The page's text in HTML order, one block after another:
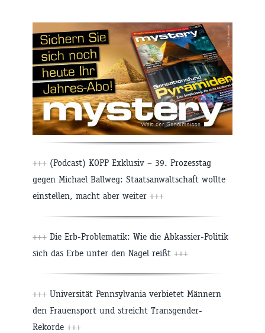
+++ (Podcast) KOPP Exklusiv – 39. Prozesstag
gegen Michael Ballweg: Staatsanwaltschaft wollte
einstellen, macht aber weiter +++
+++ Die Erb-Problematik: Wie die Abkassier-Politik
sich das Erbe unter den Nagel reißt +++
+++ Universität Pennsylvania verbietet Männern
den Frauensport und streicht Transgender-
Rekorde +++